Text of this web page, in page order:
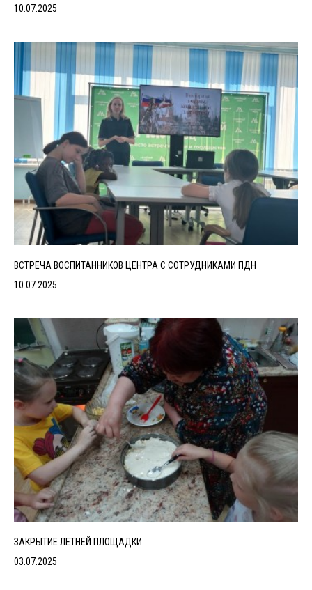
10.07.2025
ВСТРЕЧА ВОСПИТАННИКОВ ЦЕНТРА С СОТРУДНИКАМИ ПДН
10.07.2025
ЗАКРЫТИЕ ЛЕТНЕЙ ПЛОЩАДКИ
03.07.2025